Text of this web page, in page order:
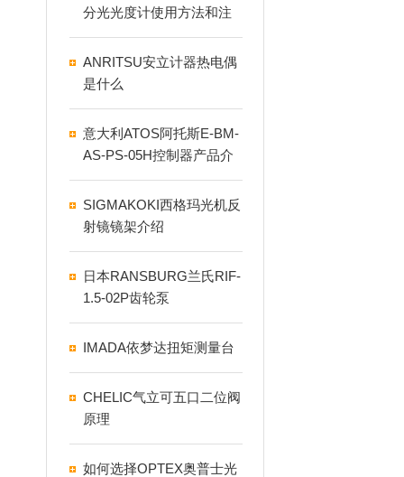
分光光度计使用方法和注
意事项
ANRITSU安立计器热电偶
是什么
意大利ATOS阿托斯E-BM-
AS-PS-05H控制器产品介
绍
SIGMAKOKI西格玛光机反
射镜镜架介绍
日本RANSBURG兰氏RIF-
1.5-02P齿轮泵
IMADA依梦达扭矩测量台
CHELIC气立可五口二位阀
原理
如何选择OPTEX奥普士光